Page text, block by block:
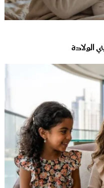
الولادة